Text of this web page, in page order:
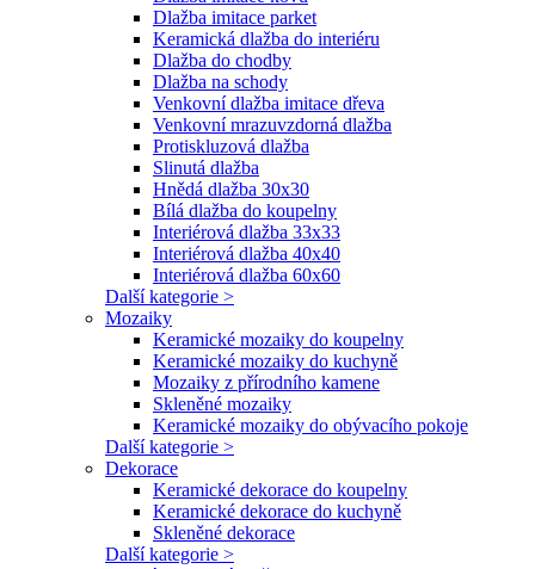
Dlažba imitace parket
Keramická dlažba do interiéru
Dlažba do chodby
Dlažba na schody
Venkovní dlažba imitace dřeva
Venkovní mrazuvzdorná dlažba
Protiskluzová dlažba
Slinutá dlažba
Hnědá dlažba 30x30
Bílá dlažba do koupelny
Interiérová dlažba 33x33
Interiérová dlažba 40x40
Interiérová dlažba 60x60
Další kategorie >
Mozaiky
Keramické mozaiky do koupelny
Keramické mozaiky do kuchyně
Mozaiky z přírodního kamene
Skleněné mozaiky
Keramické mozaiky do obývacího pokoje
Další kategorie >
Dekorace
Keramické dekorace do koupelny
Keramické dekorace do kuchyně
Skleněné dekorace
Další kategorie >